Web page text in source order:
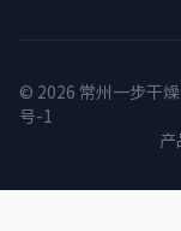
© 2026 常州一步干
号-1